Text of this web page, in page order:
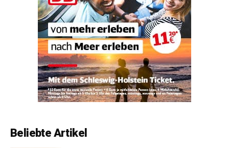
Beliebte Artikel